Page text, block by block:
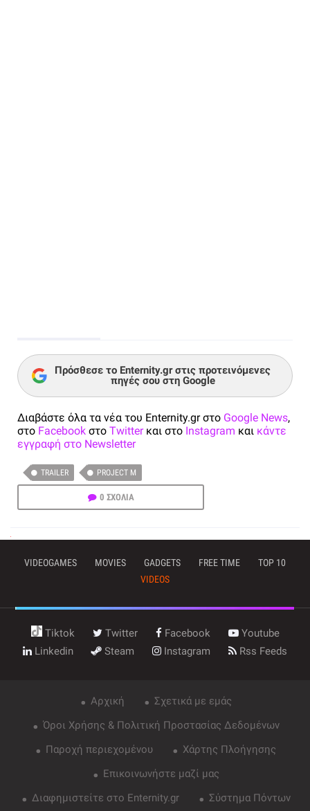
Πρόσθεσε το Enternity.gr στις προτεινόμενες
πηγές σου στη Google
Διαβάστε όλα τα νέα του Enternity.gr στο Google News,
στο Facebook στο Twitterκαι στο Instagram και κάντε
εγγραφή στο Newsletter
TRAILER PROJECT M
0 ΣΧΟΛΙΑ
VIDEOGAMES MOVIES GADGETS FREE TIME
TOP 10
VIDEOS
Tiktok Twitter Facebook
Youtube
Linkedin
Steam Instagram Rss Feeds
Αρχική
Σχετικά με εμάς
Όροι Χρήσης & Πολιτική Προστασίας Δεδομένων
Παροχή περιεχομένου
Χάρτης Πλοήγησης
Επικοινωνήστε μαζί μας
Διαφημιστείτε στο Enternity.gr
Σύστημα Πόντων